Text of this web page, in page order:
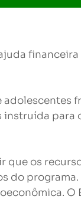
financeira
adolescentes
instruída para
que os
do programa.
O